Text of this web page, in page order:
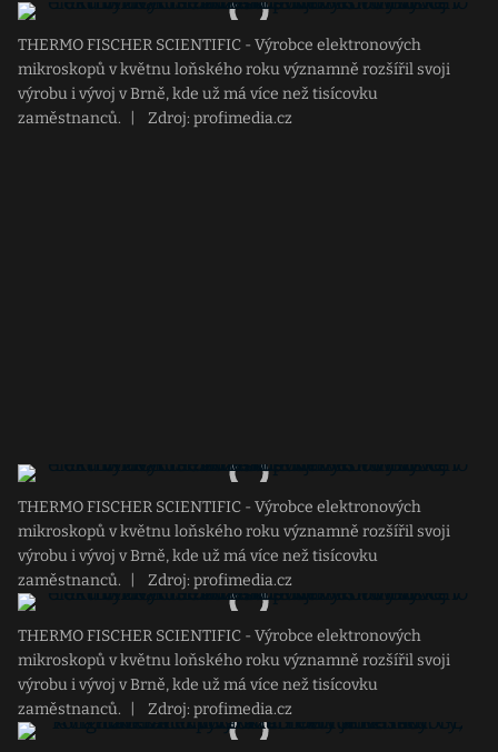
THERMO FISCHER SCIENTIFIC - Výrobce elektronových
mikroskopů v květnu loňského roku významně rozšířil svoji
výrobu i vývoj v Brně, kde už má více než tisícovku
zaměstnanců.
Zdroj: profimedia.cz
THERMO FISCHER SCIENTIFIC - Výrobce elektronových
mikroskopů v květnu loňského roku významně rozšířil svoji
výrobu i vývoj v Brně, kde už má více než tisícovku
zaměstnanců.
Zdroj: profimedia.cz
THERMO FISCHER SCIENTIFIC - Výrobce elektronových
mikroskopů v květnu loňského roku významně rozšířil svoji
výrobu i vývoj v Brně, kde už má více než tisícovku
zaměstnanců.
Zdroj: profimedia.cz